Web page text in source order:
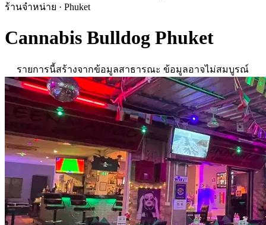
ร้านจำหน่าย · Phuket
Cannabis Bulldog Phuket
รายการนี้สร้างจากข้อมูลสาธารณะ ข้อมูลอาจไม่สมบูรณ์